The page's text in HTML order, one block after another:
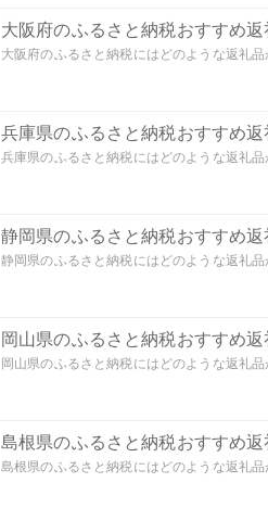
大阪府のふるさと納税おすすめ
大阪府のふるさと納税にはどのような返礼
兵庫県のふるさと納税おすすめ
兵庫県のふるさと納税にはどのような返礼
静岡県のふるさと納税おすすめ
静岡県のふるさと納税にはどのような返礼
岡山県のふるさと納税おすすめ
岡山県のふるさと納税にはどのような返礼
島根県のふるさと納税おすすめ
島根県のふるさと納税にはどのような返礼